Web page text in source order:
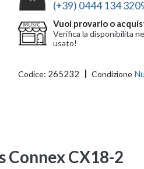
(+39) 0444 134
Vuoi provarlo o
Verifica la disponibilita
usato!
Codice: 265232 Condizione
CX18-2